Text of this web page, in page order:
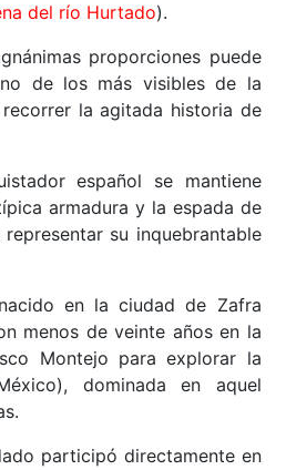
del río Hurtado).
proporciones puede
de los más visibles de la
la agitada historia de
español se mantiene
armadura y la espada de
su inquebrantable
en la ciudad de Zafra
menos de veinte años en la
Montejo para explorar la
dominada en aquel
participó directamente en